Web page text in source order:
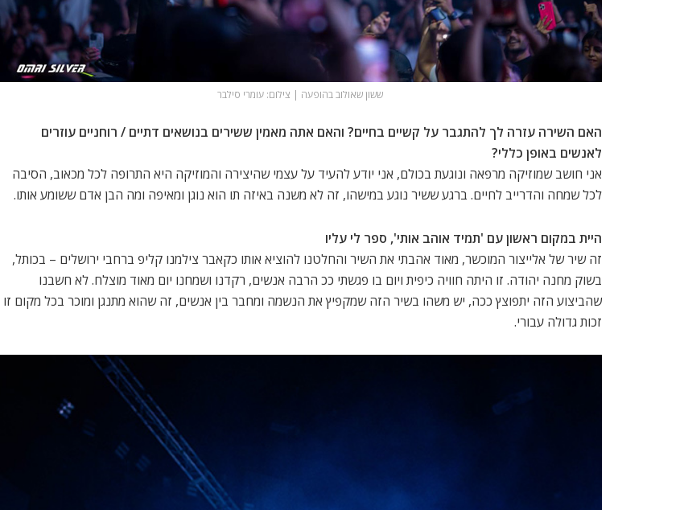
ששון שאולוב בהופעה | צילום: עומרי סילבר
האם השירה עזרה לך להתגבר על קשיים בחיים? והאם אתה מאמין ששירים בנושאים דתיים / רוחניים עוזרים
לאנשים באופן כללי?
אני חושב שמוזיקה מרפאה ונוגעת בכולם, אני יודע להעיד על עצמי שהיצירה והמוזיקה היא התרופה לכל מכאוב, הסיבה
לכל שמחה והדרייב לחיים. ברגע ששיר נוגע במישהו, זה לא משנה באיזה תו הוא נוגן ומאיפה ומה הבן אדם ששומע אותו.
היית במקום ראשון עם 'תמיד אוהב אותי', ספר לי עליו
זה שיר של אלייצור המוכשר, מאוד אהבתי את השיר והחלטנו להוציא אותו כקאבר צילמנו קליפ ברחבי ירושלים – בכותל,
בשוק מחנה יהודה. זו היתה חוויה כיפית ויום בו פגשתי ככ הרבה אנשים, רקדנו ושמחנו יום מאוד מוצלח. לא חשבנו
שהביצוע הזה יתפוצץ ככה, יש משהו בשיר הזה שמקפיץ את הנשמה ומחבר בין אנשים, זה שהוא מתנגן ומוכר בכל מקום זו
זכות גדולה עבורי.